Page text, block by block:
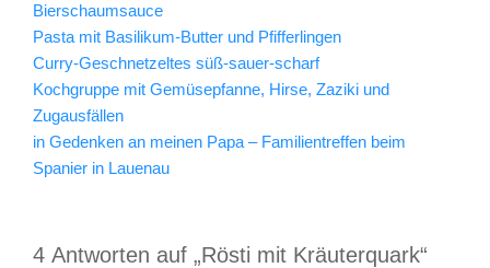
Bierschaumsauce
Pasta mit Basilikum-Butter und Pfifferlingen
Curry-Geschnetzeltes süß-sauer-scharf
Kochgruppe mit Gemüsepfanne, Hirse, Zaziki und
Zugausfällen
in Gedenken an meinen Papa – Familientreffen beim
Spanier in Lauenau
4 Antworten auf „Rösti mit Kräuterquark“